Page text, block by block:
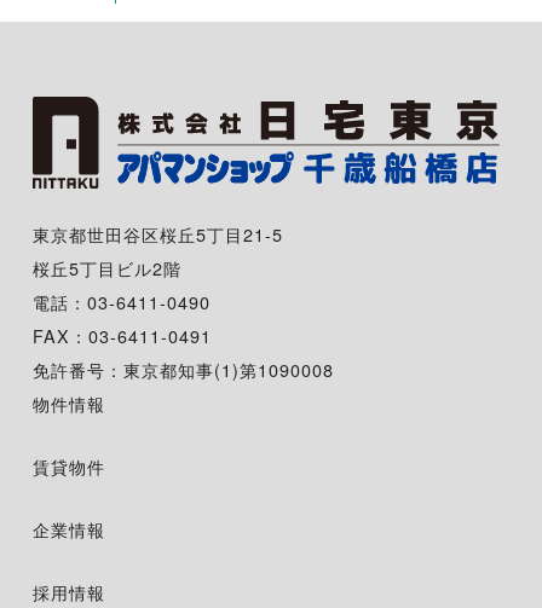
東京都世田谷区桜丘5丁目21-5
桜丘5丁目ビル2階
電話：03-6411-0490
FAX：03-6411-0491
免許番号：東京都知事(1)第1090008
物件情報
賃貸物件
企業情報
採用情報